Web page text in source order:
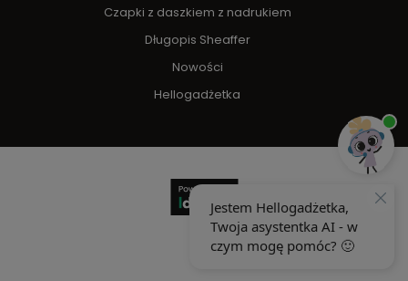
Czapki z daszkiem z nadrukiem
Długopis Sheaffer
Nowości
Hellogadżetka